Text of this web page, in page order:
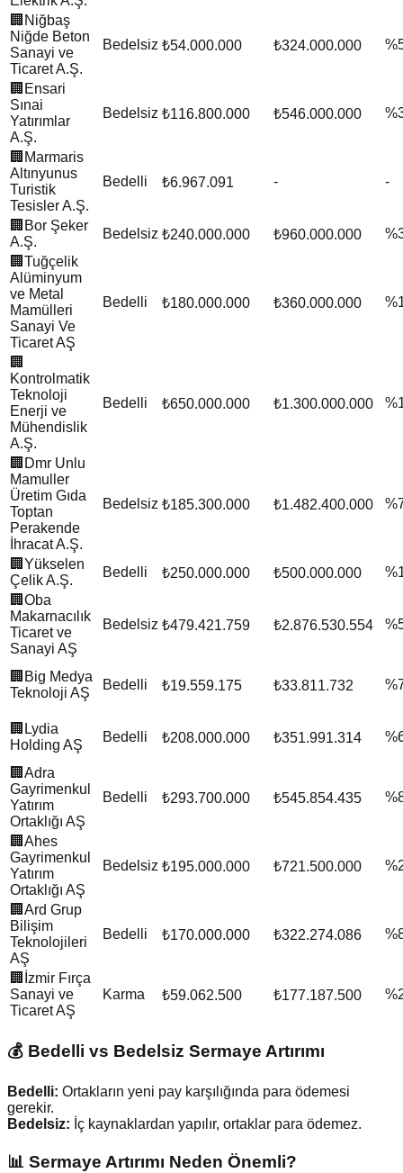
🏢 Niğbaş
Niğde Beton
Sanayi ve
Ticaret A.Ş.
Bedelsiz ₺54.000.000 ₺324.000.000 %
🏢 Ensari
Sınai
Yatırımlar
A.Ş.
Bedelsiz ₺116.800.000 ₺546.000.000 %
🏢 Marmaris
Altınyunus
Turistik
Tesisler A.Ş.
Bedelli ₺6.967.091 - -
🏢 Bor Şeker
A.Ş.
Bedelsiz ₺240.000.000 ₺960.000.000 %
🏢 Tuğçelik
Alüminyum
ve Metal
Mamülleri
Sanayi Ve
Ticaret AŞ
Bedelli ₺180.000.000 ₺360.000.000 %
🏢
Kontrolmatik
Teknoloji
Enerji ve
Mühendislik
A.Ş.
Bedelli ₺650.000.000 ₺1.300.000.000 %
🏢 Dmr Unlu
Mamuller
Üretim Gıda
Toptan
Perakende
İhracat A.Ş.
Bedelsiz ₺185.300.000 ₺1.482.400.000 %
🏢 Yükselen
Çelik A.Ş.
Bedelli ₺250.000.000 ₺500.000.000 %
🏢 Oba
Makarnacılık
Ticaret ve
Sanayi AŞ
Bedelsiz ₺479.421.759 ₺2.876.530.554 %
🏢 Big Medya
Teknoloji AŞ
Bedelli ₺19.559.175 ₺33.811.732 %
🏢 Lydia
Holding AŞ
Bedelli ₺208.000.000 ₺351.991.314 %
🏢 Adra
Gayrimenkul
Yatırım
Ortaklığı AŞ
Bedelli ₺293.700.000 ₺545.854.435 %
🏢 Ahes
Gayrimenkul
Yatırım
Ortaklığı AŞ
Bedelsiz ₺195.000.000 ₺721.500.000 %
🏢 Ard Grup
Bilişim
Teknolojileri
AŞ
Bedelli ₺170.000.000 ₺322.274.086 %
🏢 İzmir Fırça
Sanayi ve
Ticaret AŞ
Karma ₺59.062.500 ₺177.187.500 %
💰 Bedelli vs Bedelsiz Sermaye Artırımı
Bedelli: Ortakların yeni pay karşılığında para ödemesi
gerekir.
Bedelsiz: İç kaynaklardan yapılır, ortaklar para ödemez.
📊 Sermaye Artırımı Neden Önemli?